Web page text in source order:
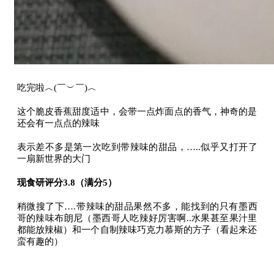
吃完啦︿(￣︶￣)︿
这个脆皮香蕉甜度适中，会带一点炸面点的香气，神奇的是
还会有一点点的辣味
表示差不多是第一次吃到带辣味的甜品，…..似乎又打开了
一扇新世界的大门
现食研评分3.8（满分5）
稍微搜了下….带辣味的甜品果然不多，能找到的只有墨西
哥的辣味布朗尼（墨西哥人吃辣好厉害啊..水果甚至果汁里
都能放辣椒）和一个自制辣味巧克力慕斯的方子（看起来还
蛮有趣的）